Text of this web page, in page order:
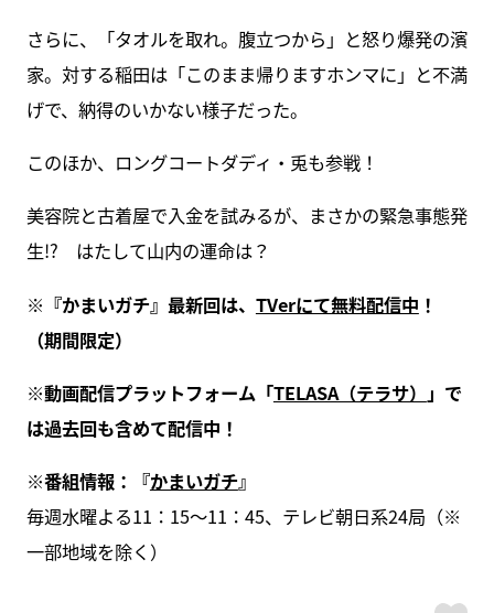
さらに、「タオルを取れ。腹立つから」と怒り爆発の濱
家。対する稲田は「このまま帰りますホンマに」と不満
げで、納得のいかない様子だった。
このほか、ロングコートダディ・兎も参戦！
美容院と古着屋で入金を試みるが、まさかの緊急事態発
生!? はたして山内の運命は？
※『かまいガチ』最新回は、 TVerにて無料配信中 ！
（期間限定）
※動画配信プラットフォーム「TELASA（テラサ） 」で
は過去回も含めて配信中！
※番組情報：『かまいガチ』
毎週水曜よる11：15～11：45、テレビ朝日系24局（※
一部地域を除く）